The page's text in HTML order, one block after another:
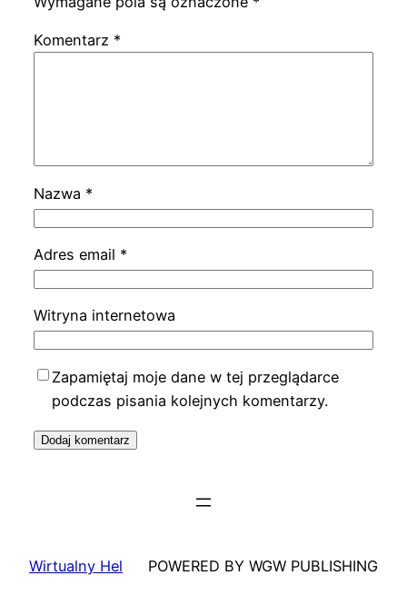
Komentarz *
Nazwa *
Adres email *
Witryna internetowa
Zapamiętaj moje dane w tej przeglądarce
podczas pisania kolejnych komentarzy.
Wirtualny Hel POWERED BY WGW PUBLISHING